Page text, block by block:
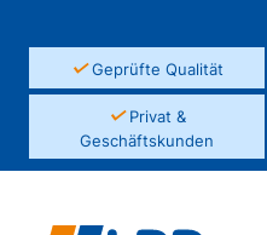
✓Geprüfte Qualität
✓Privat &
Geschäftskunden